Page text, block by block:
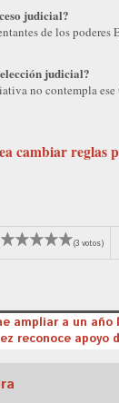
judicial?
de los
judicial?
no contempla ese
cambiar reglas
(3 votos)
ampliar a un
reconoce apoyo